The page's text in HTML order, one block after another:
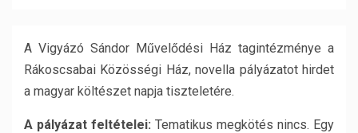
A Vigyázó Sándor Művelődési Ház tagintézménye a
Rákoscsabai Közösségi Ház, novella pályázatot hirdet
a magyar költészet napja tiszteletére.
A pályázat feltételei: Tematikus megkötés nincs. Egy